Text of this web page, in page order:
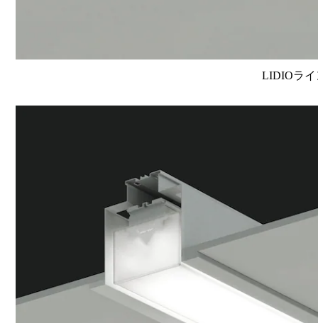
LIDIOライ